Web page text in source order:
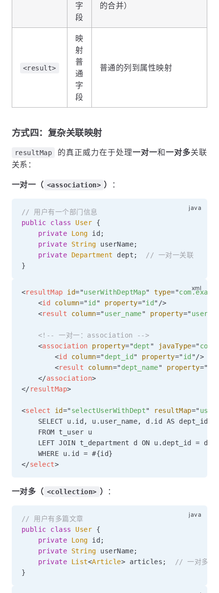
字
段
的合并）
<result>
映
射
普
通
字
段
普通的列到属性映射
方式四：复杂关联映射
resultMap 的真正威力在于处理一对一和一对多关联
关系：
一对一（ <association> ） ：
// 用户有一个部门信息
public
class User
{
private
Long id ;
private
String userName;
private
Department dept ;
// 一对一关联
}
<resultMap id="userWithDeptMap" type="
<id column="id " property="id "/>
<result column="user_name" property="
<!-- 一对一：association -->
<association property="dept " javaType="
<id column="dept_id " property="id "/>
<result column="dept_name" property="
</association>
</resultMap>
<select id="selectUserWithDept" resultMap="
SELECT u.id, u.user_name, d.id AS dept_id,
    FROM t_user u
LEFT JOIN t_department d ON u.dept_id =
</select>
一对多（ <collection> ） ：
// 用户有多篇文章
public
class User
{
private
Long id ;
private
String userName;
private
List<Article> articles ;
// 一对多关
}